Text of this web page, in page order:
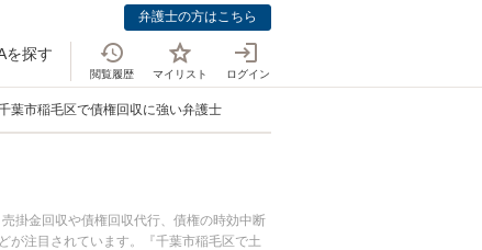
弁護士の方はこちら
を探す
閲覧履歴 マイリスト ログイン
葉市稲毛区で債権回収に強い弁護士
掛金回収や債権回収代行、債権の時効中断
が注目されています。『千葉市稲毛区で土